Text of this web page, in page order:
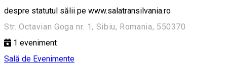
despre statutul sălii pe www.salatransilvania.ro
Str. Octavian Goga nr. 1, Sibiu, Romania, 550370
1 eveniment
Sală de Evenimente